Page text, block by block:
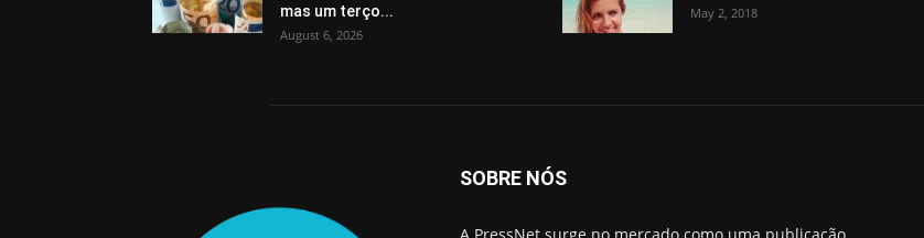
mas um terço...
August 6, 2026
May 2, 2018
SOBRE NÓS